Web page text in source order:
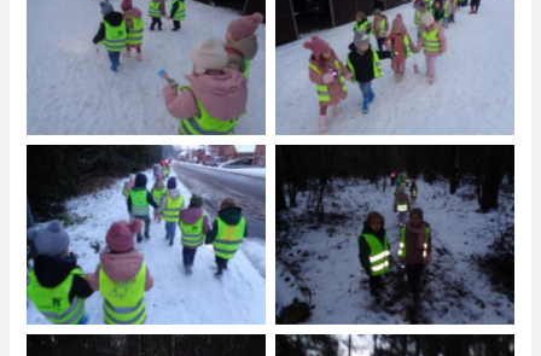
No Caption No Caption
No Caption No Caption